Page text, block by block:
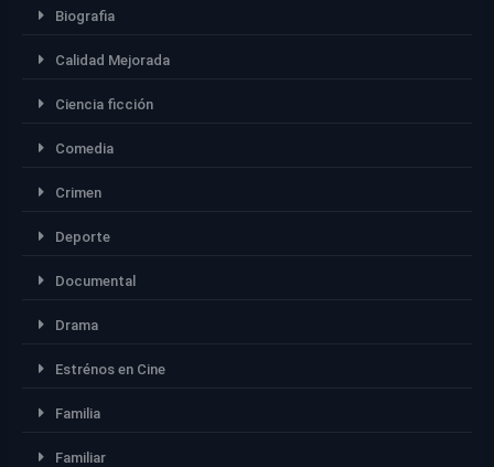
Biografia
Calidad Mejorada
Ciencia ficción
Comedia
Crimen
Deporte
Documental
Drama
Estrénos en Cine
Familia
Familiar